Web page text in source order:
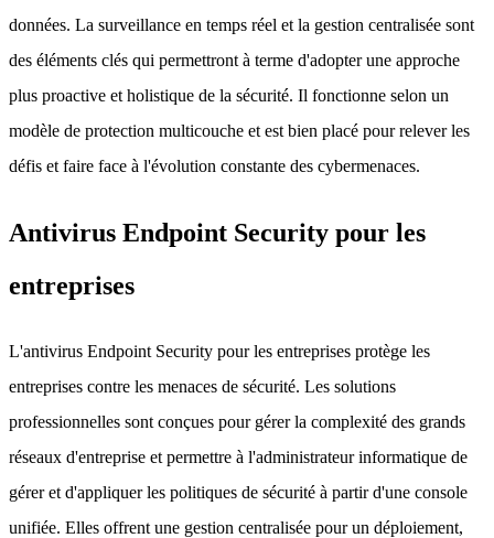
données. La surveillance en temps réel et la gestion centralisée sont
des éléments clés qui permettront à terme d'adopter une approche
plus proactive et holistique de la sécurité. Il fonctionne selon un
modèle de protection multicouche et est bien placé pour relever les
défis et faire face à l'évolution constante des cybermenaces.
Antivirus Endpoint Security pour les
entreprises
L'antivirus Endpoint Security pour les entreprises protège les
entreprises contre les menaces de sécurité. Les solutions
professionnelles sont conçues pour gérer la complexité des grands
réseaux d'entreprise et permettre à l'administrateur informatique de
gérer et d'appliquer les politiques de sécurité à partir d'une console
unifiée. Elles offrent une gestion centralisée pour un déploiement,